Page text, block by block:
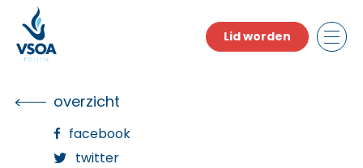
the
content
Lid worden
overzicht
facebook
twitter